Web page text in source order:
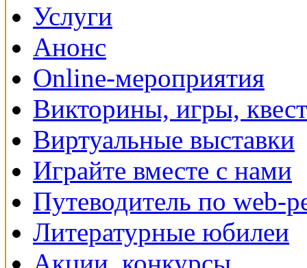
Услуги
Анонс
Online-мероприятия
Викторины, игры,
Виртуальные выставки
Играйте вместе с нами
Путеводитель по web-
Литературные юбилеи